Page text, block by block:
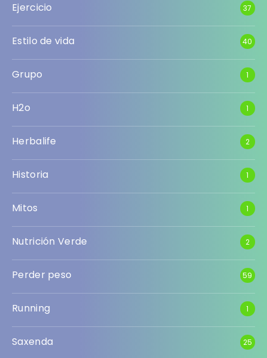
Ejercicio 37
Estilo de vida 40
Grupo 1
H2o 1
Herbalife 2
Historia 1
Mitos 1
Nutrición Verde 2
Perder peso 59
Running 1
Saxenda 25